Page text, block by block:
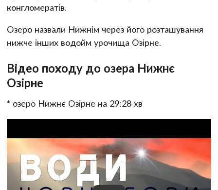
конгломератів.
Озеро назвали Нижнім через його розташування
нижче інших водойм урочища Озірне.
Відео походу до озера Нижнє
Озірне
* озеро Нижнє Озірне на 29:28 хв